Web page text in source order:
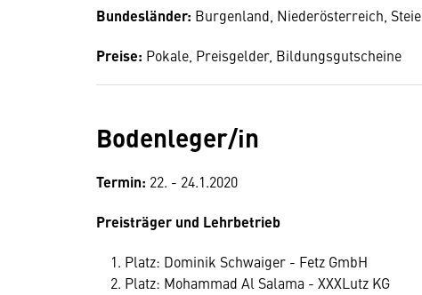
Bundesländer: Burgenland, Niederösterreich,
Preise: Pokale, Preisgelder, Bildungsgutscheine
Bodenleger/in
Termin: 22. - 24.1.2020
Preisträger und Lehrbetrieb
Platz: Dominik Schwaiger - Fetz GmbH
Platz: Mohammad Al Salama - XXXLutz KG